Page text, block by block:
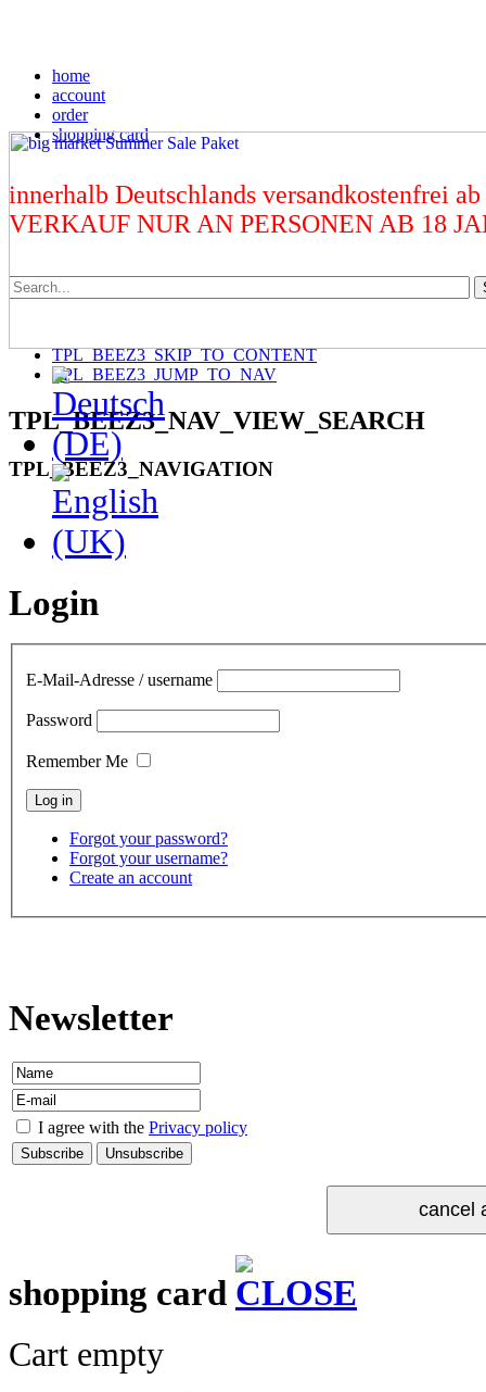
home
account
order
shopping card
innerhalb Deutschlands versandkostenfrei
VERKAUF NUR AN PERSONEN AB 18
TPL_BEEZ3_SKIP_TO_CONTENT
TPL_BEEZ3_JUMP_TO_NAV
TPL_BEEZ3_NAV_VIEW_SEARCH
TPL_BEEZ3_NAVIGATION
Login
E-Mail-Adresse / username
Password
Remember Me
Forgot your password?
Forgot your username?
Create an account
Newsletter
I agree with the Privacy policy
shopping card
Cart empty